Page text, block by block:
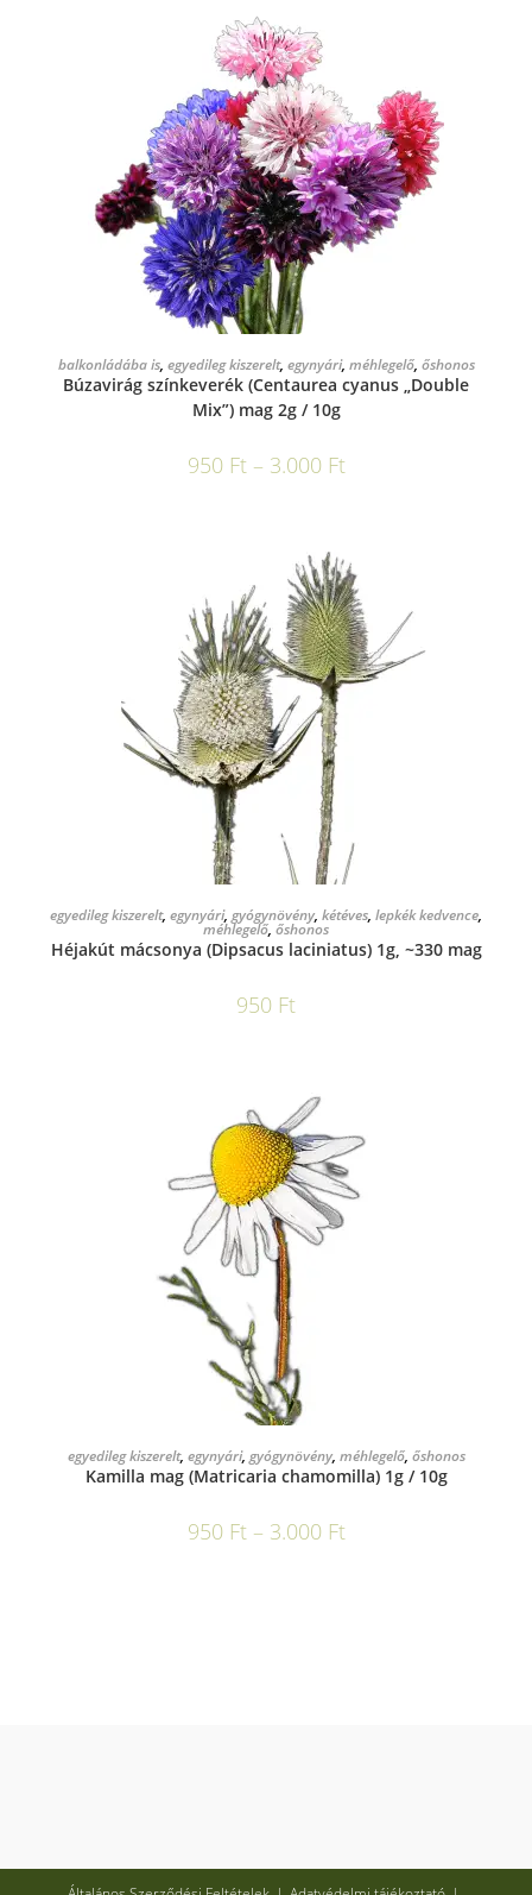
OPCIÓK VÁLASZTÁSA
balkonládába is, egyedileg kiszerelt, egynyári, méhlegelő, őshonos
Búzavirág színkeverék (Centaurea cyanus „Double
Mix”) mag 2g / 10g
950 Ft – 3.000 Ft
KOSÁRBA TESZEM
egyedileg kiszerelt, egynyári, gyógynövény, kétéves, lepkék kedvence,
méhlegelő, őshonos
Héjakút mácsonya (Dipsacus laciniatus) 1g, ~330 mag
950 Ft
OPCIÓK VÁLASZTÁSA
egyedileg kiszerelt, egynyári, gyógynövény, méhlegelő, őshonos
Kamilla mag (Matricaria chamomilla) 1g / 10g
950 Ft – 3.000 Ft